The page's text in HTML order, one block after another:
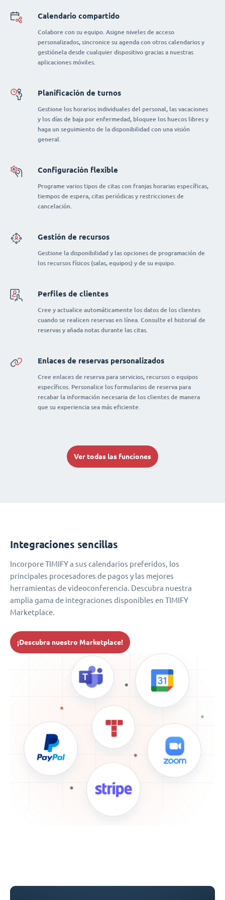
Calendario compartido
Colabore con su equipo. Asigne niveles de acceso
personalizados, sincronice su agenda con otros calendarios y
gestiónela desde cualquier dispositivo gracias a nuestras
aplicaciones móviles.
Planificación de turnos
Gestione los horarios individuales del personal, las vacaciones
y los días de baja por enfermedad, bloquee los huecos libres y
haga un seguimiento de la disponibilidad con una visión
general.
Configuración flexible
Programe varios tipos de citas con franjas horarias específicas,
tiempos de espera, citas periódicas y restricciones de
cancelación.
Gestión de recursos
Gestione la disponibilidad y las opciones de programación de
los recursos físicos (salas, equipos) y de su equipo.
Perfiles de clientes
Cree y actualice automáticamente los datos de los clientes
cuando se realicen reservas en línea. Consulte el historial de
reservas y añada notas durante las citas.
Enlaces de reservas personalizados
Cree enlaces de reserva para servicios, recursos o equipos
específicos. Personalice los formularios de reserva para
recabar la información necesaria de los clientes de manera
que su experiencia sea más eficiente.
Ver todas las funciones
Integraciones sencillas
Incorpore TIMIFY a sus calendarios preferidos, los
principales procesadores de pagos y las mejores
herramientas de videoconferencia. Descubra nuestra
amplia gama de integraciones disponibles en TIMIFY
Marketplace.
¡Descubra nuestro Marketplace!